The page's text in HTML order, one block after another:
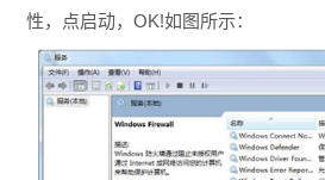
性，点启动，OK!如图所示：